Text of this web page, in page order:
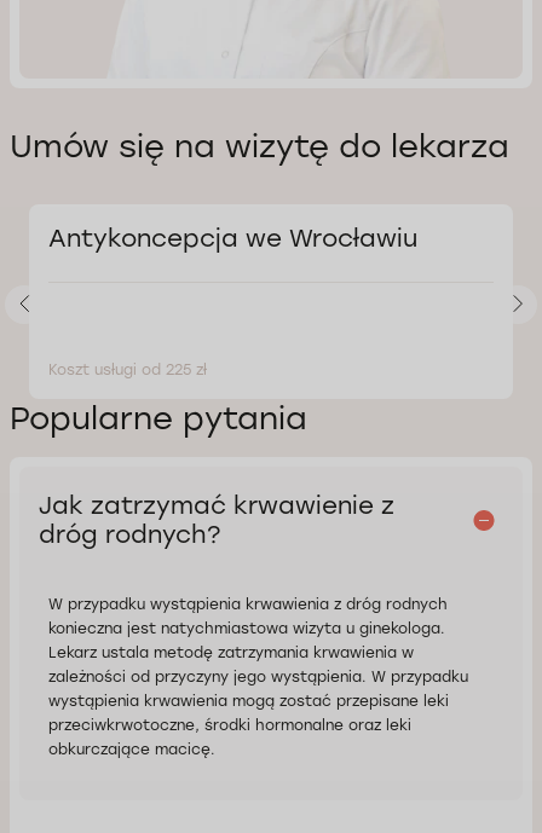
Umów się na wizytę do lekarza
Antykoncepcja we Wrocławiu
Koszt usługi od 225 zł
Popularne pytania
Jak zatrzymać krwawienie z
dróg rodnych?
W przypadku wystąpienia krwawienia z dróg rodnych
konieczna jest natychmiastowa wizyta u ginekologa.
Lekarz ustala metodę zatrzymania krwawienia w
zależności od przyczyny jego wystąpienia. W przypadku
wystąpienia krwawienia mogą zostać przepisane leki
przeciwkrwotoczne, środki hormonalne oraz leki
obkurczające macicę.